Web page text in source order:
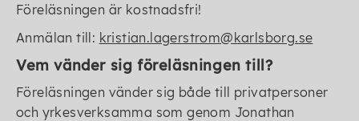
Föreläsningen är kostnadsfri!
Anmälan till: kristian.lagerstrom@karlsborg.se
Vem vänder sig föreläsningen till?
Föreläsningen vänder sig både till privatpersoner
och yrkesverksamma som genom Jonathan